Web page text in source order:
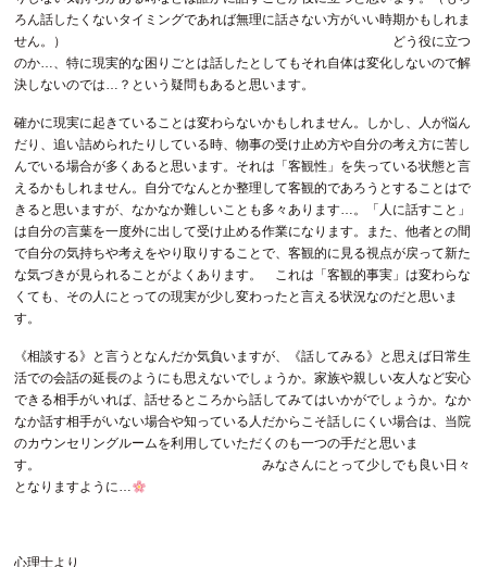
ろん話したくないタイミングであれば無理に話さない方がいい時期かもしれま
せん。） どう役に立つ
のか…、特に現実的な困りごとは話したとしてもそれ自体は変化しないので解
決しないのでは…？という疑問もあると思います。
確かに現実に起きていることは変わらないかもしれません。しかし、人が悩ん
だり、追い詰められたりしている時、物事の受け止め方や自分の考え方に苦し
んでいる場合が多くあると思います。それは「客観性」を失っている状態と言
えるかもしれません。自分でなんとか整理して客観的であろうとすることはで
きると思いますが、なかなか難しいことも多々あります…。「人に話すこと」
は自分の言葉を一度外に出して受け止める作業になります。また、他者との間
で自分の気持ちや考えをやり取りすることで、客観的に見る視点が戻って新た
な気づきが見られることがよくあります。 これは「客観的事実」は変わらな
くても、その人にとっての現実が少し変わったと言える状況なのだと思いま
す。
《相談する》と言うとなんだか気負いますが、《話してみる》と思えば日常生
活での会話の延長のようにも思えないでしょうか。家族や親しい友人など安心
できる相手がいれば、話せるところから話してみてはいかがでしょうか。なか
なか話す相手がいない場合や知っている人だからこそ話しにくい場合は、当院
のカウンセリングルームを利用していただくのも一つの手だと思いま
す。 みなさんにとって少しでも良い日々
となりますように…
心理士より